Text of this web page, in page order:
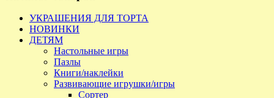
УКРАШЕНИЯ ДЛЯ ТОРТА
НОВИНКИ
ДЕТЯМ
Настольные игры
Пазлы
Книги/наклейки
Развивающие игрушки/игры
Сортер